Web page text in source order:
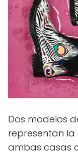
Dos modelos
representan
ambas casas